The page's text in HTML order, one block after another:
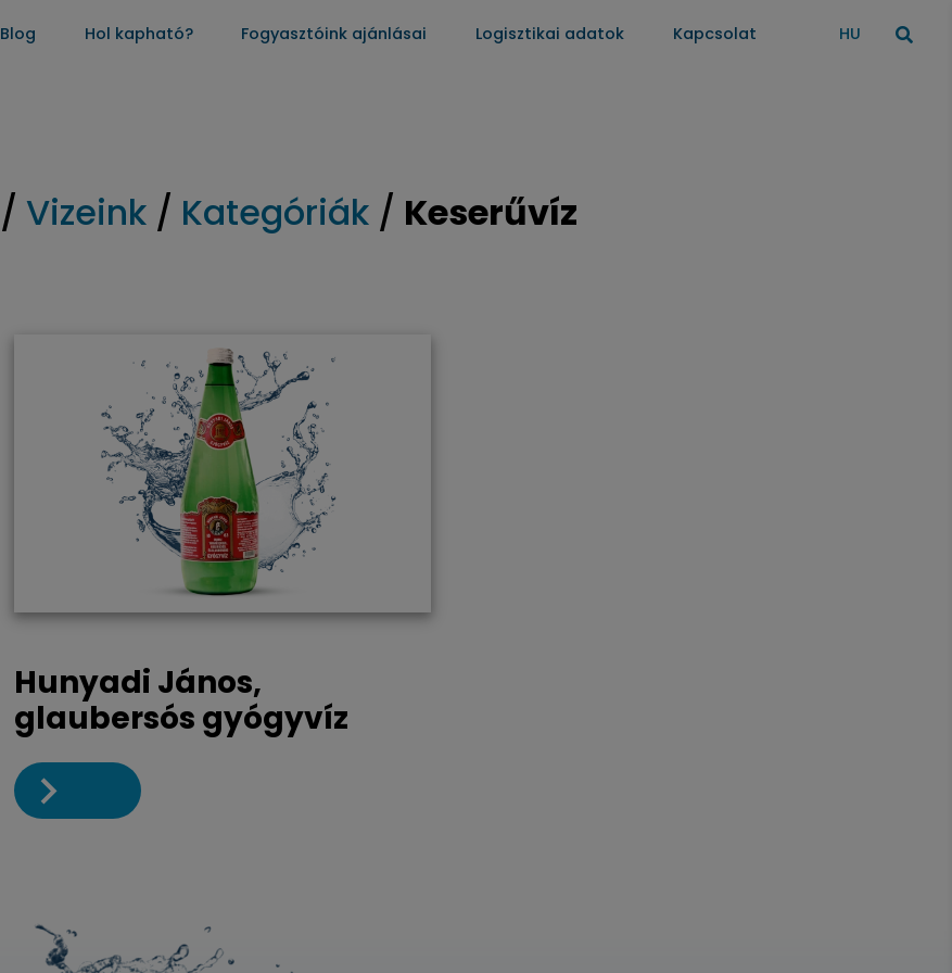
Blog Hol kapható? Fogyasztóink ajánlásai Logisztikai adatok Kapcsolat HU
/ Vizeink / Kategóriák / Keserűvíz
Hunyadi János,
glaubersós gyógyvíz